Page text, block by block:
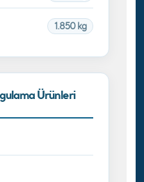
1.850 kg
Ürünleri